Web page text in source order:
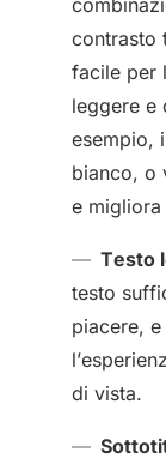
contrasto
facile per
leggere e
esempio,
bianco, o
e
Testo
testo
piacere,
di vista.